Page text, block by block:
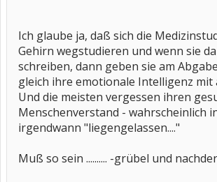
Ich glaube ja, daß sich die
Gehirn wegstudieren und wenn sie
schreiben, dann geben sie am
gleich ihre emotionale Intelligenz mit
Und die meisten vergessen ihren
Menschenverstand - wahrscheinlich
irgendwann "liegengelassen...."
Muß so sein .......... -grübel und